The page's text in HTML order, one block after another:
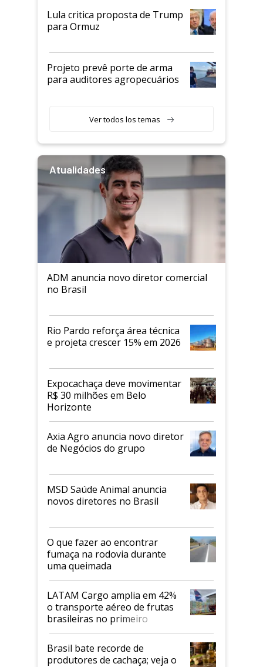
Lula critica proposta de Trump
para Ormuz
Projeto prevê porte de arma
para auditores agropecuários
Ver todos los temas
Atualidades
ADM anuncia novo diretor comercial
no Brasil
Rio Pardo reforça área técnica
e projeta crescer 15% em 2026
Expocachaça deve movimentar
R$ 30 milhões em Belo
Horizonte
Axia Agro anuncia novo diretor
de Negócios do grupo
MSD Saúde Animal anuncia
novos diretores no Brasil
O que fazer ao encontrar
fumaça na rodovia durante
uma queimada
LATAM Cargo amplia em 42%
o transporte aéreo de frutas
brasileiras no primeiro
semestre
Brasil bate recorde de
produtores de cachaça; veja o